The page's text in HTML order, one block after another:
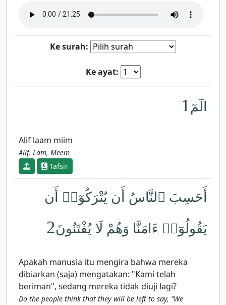
Ke surah:
Ke ayat:
الٓمٓ 1
Alif laam miim
Alif, Lam, Meem
Tafsir
أَحَسِبَ ٱلنَّاسُ أَن يُتْرَكُوٓا۟ أَن
يَقُولُوٓا۟ ءَامَنَّا وَهُمْ لَا يُفْتَنُونَ2
Apakah manusia itu mengira bahwa mereka
dibiarkan (saja) mengatakan: "Kami telah
beriman", sedang mereka tidak diuji lagi?
Do the people think that they will be left to say, "We